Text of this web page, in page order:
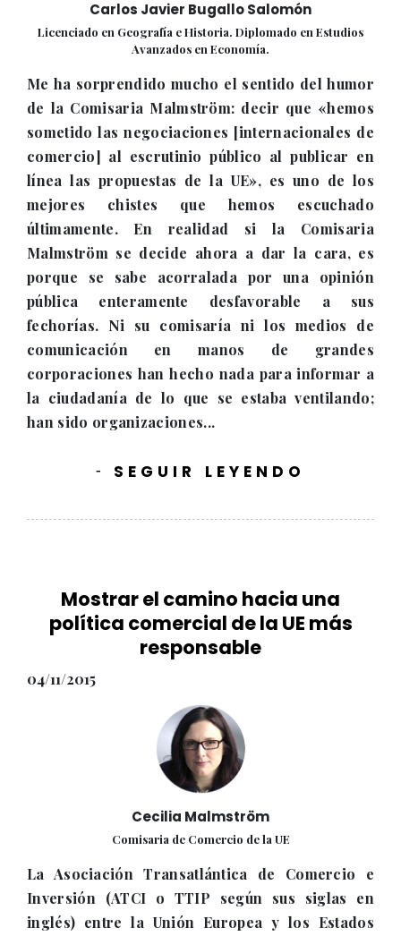
Carlos Javier Bugallo Salomón
Licenciado en Geografía e Historia. Diplomado en Estudios
Avanzados en Economía.
Me ha sorprendido mucho el sentido del humor
de la Comisaria Malmström: decir que «hemos
sometido las negociaciones [internacionales de
comercio] al escrutinio público al publicar en
línea las propuestas de la UE», es uno de los
mejores chistes que hemos escuchado
últimamente. En realidad si la Comisaria
Malmström se decide ahora a dar la cara, es
porque se sabe acorralada por una opinión
pública enteramente desfavorable a sus
fechorías. Ni su comisaría ni los medios de
comunicación en manos de grandes
corporaciones han hecho nada para informar a
la ciudadanía de lo que se estaba ventilando;
han sido organizaciones...
- SEGUIR LEYENDO
Mostrar el camino hacia una
política comercial de la UE más
responsable
04/11/2015
Cecilia Malmström
Comisaria de Comercio de la UE
La Asociación Transatlántica de Comercio e
Inversión (ATCI o TTIP según sus siglas en
inglés) entre la Unión Europea y los Estados